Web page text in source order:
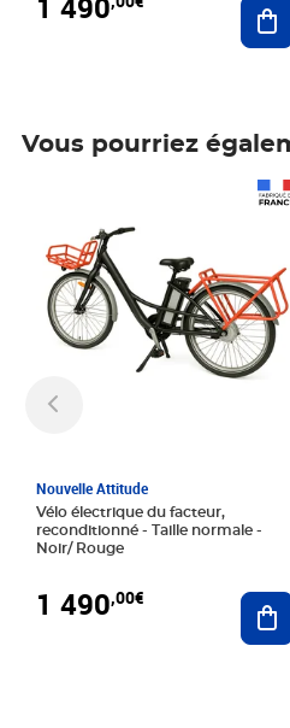
Vous pourriez
Nouvelle Attitude
Vélo électrique du facteur,
reconditionné - Taille normale -
Noir/ Rouge
1 490,00€